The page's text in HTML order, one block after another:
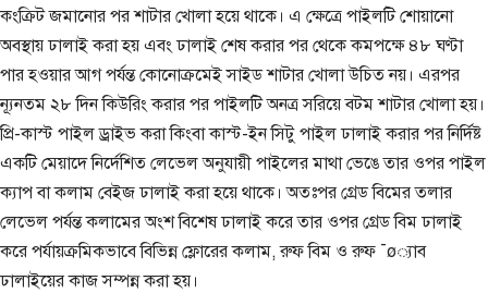
কংক্রিট জমানোর পর শাটার খোলা হয়ে থাকে। এ ক্ষেত্রে পাইলটি শোয়ানো
অবস্থায় ঢালাই করা হয় এবং ঢালাই শেষ করার পর থেকে কমপক্ষে ৪৮ ঘণ্টা
পার হওয়ার আগ পর্যন্ত কোনোক্রমেই সাইড শাটার খোলা উচিত নয়। এরপর
ন্যূনতম ২৮ দিন কিউরিং করার পর পাইলটি অনত্র সরিয়ে বটম শাটার খোলা হয়।
প্রি-কাস্ট পাইল ড্রাইভ করা কিংবা কাস্ট-ইন সিটু পাইল ঢালাই করার পর নির্দিষ্ট
একটি মেয়াদে নির্দেশিত লেভেল অনুযায়ী পাইলের মাথা ভেঙে তার ওপর পাইল
ক্যাপ বা কলাম বেইজ ঢালাই করা হয়ে থাকে। অতঃপর গ্রেড বিমের তলার
লেভেল পর্যন্ত কলামের অংশ বিশেষ ঢালাই করে তার ওপর গ্রেড বিম ঢালাই
করে পর্যায়ক্রমিকভাবে বিভিন্ন ফ্লোরের কলাম, রুফ বিম ও রুফ ¯ø্যাব
ঢালাইয়ের কাজ সম্পন্ন করা হয়।